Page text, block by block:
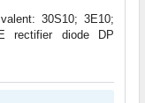
30S10; 3E10;
rectifier diode DP